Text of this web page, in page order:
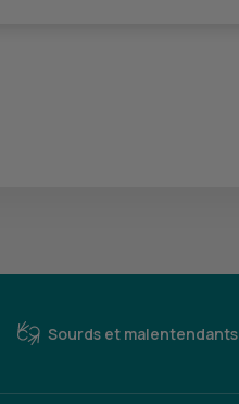
Sourds et malentendants